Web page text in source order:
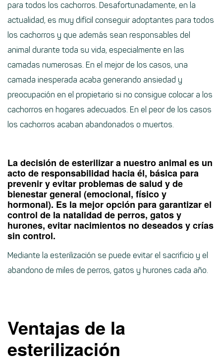
para todos los cachorros. Desafortunadamente, en la
actualidad, es muy difícil conseguir adoptantes para todos
los cachorros y que además sean responsables del
animal durante toda su vida, especialmente en las
camadas numerosas. En el mejor de los casos, una
camada inesperada acaba generando ansiedad y
preocupación en el propietario si no consigue colocar a los
cachorros en hogares adecuados. En el peor de los casos
los cachorros acaban abandonados o muertos.
La decisión de esterilizar a nuestro animal es un
acto de responsabilidad hacia él, básica para
prevenir y evitar problemas de salud y de
bienestar general (emocional, físico y
hormonal). Es la mejor opción para garantizar el
control de la natalidad de perros, gatos y
hurones, evitar nacimientos no deseados y crías
sin control.
Mediante la esterilización se puede evitar el sacrificio y el
abandono de miles de perros, gatos y hurones cada año.
Ventajas de la
esterilización